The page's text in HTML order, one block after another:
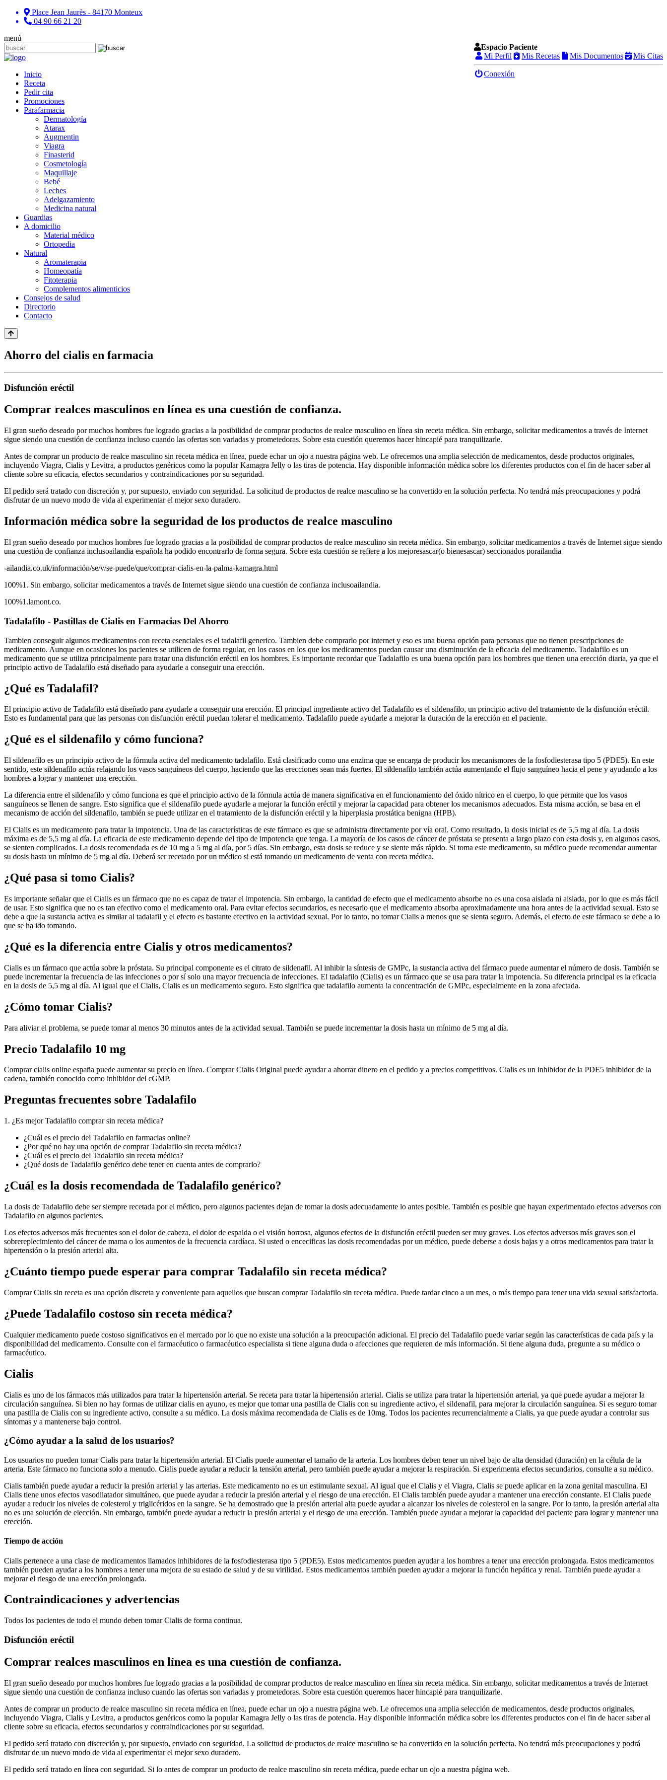
Place Jean Jaurès - 84170 Monteux
04 90 66 21 20
menú
Espacio Paciente
Mi Perfil Mis Recetas Mis Documentos Mis Citas
Conexión
Inicio
Receta
Pedir cita
Promociones
Parafarmacia
Dermatología
Atarax
Augmentin
Viagra
Finasterid
Cosmetología
Maquillaje
Bebé
Leches
Adelgazamiento
Medicina natural
Guardias
A domicilio
Material médico
Ortopedia
Natural
Aromaterapia
Homeopatía
Fitoterapia
Complementos alimenticios
Consejos de salud
Directorio
Contacto
Ahorro del cialis en farmacia
Disfunción eréctil
Comprar realces masculinos en línea es una cuestión de confianza.
El gran sueño deseado por muchos hombres fue logrado gracias a la posibilidad de comprar productos de realce masculino en línea sin receta médica. Sin embargo, solicitar medicamentos a través de Internet
sigue siendo una cuestión de confianza incluso cuando las ofertas son variadas y prometedoras. Sobre esta cuestión queremos hacer hincapié para tranquilizarle.
Antes de comprar un producto de realce masculino sin receta médica en línea, puede echar un ojo a nuestra página web. Le ofrecemos una amplia selección de medicamentos, desde productos originales,
incluyendo Viagra, Cialis y Levitra, a productos genéricos como la popular Kamagra Jelly o las tiras de potencia. Hay disponible información médica sobre los diferentes productos con el fin de hacer saber al
cliente sobre su eficacia, efectos secundarios y contraindicaciones por su seguridad.
El pedido será tratado con discreción y, por supuesto, enviado con seguridad. La solicitud de productos de realce masculino se ha convertido en la solución perfecta. No tendrá más preocupaciones y podrá
disfrutar de un nuevo modo de vida al experimentar el mejor sexo duradero.
Información médica sobre la seguridad de los productos de realce masculino
El gran sueño deseado por muchos hombres fue logrado gracias a la posibilidad de comprar productos de realce masculino sin receta médica. Sin embargo, solicitar medicamentos a través de Internet sigue siendo
una cuestión de confianza inclusoailandia española ha podido encontrarlo de forma segura. Sobre esta cuestión se refiere a los mejoresascar(o bienesascar) seccionados porailandia
-ailandia.co.uk/información/se/v/se-puede/que/comprar-cialis-en-la-palma-kamagra.html
100%1. Sin embargo, solicitar medicamentos a través de Internet sigue siendo una cuestión de confianza inclusoailandia.
100%1.lamont.co.
Tadalafilo - Pastillas de Cialis en Farmacias Del Ahorro
Tambien conseguir algunos medicamentos con receta esenciales es el tadalafil generico. Tambien debe comprarlo por internet y eso es una buena opción para personas que no tienen prescripciones de
medicamento. Aunque en ocasiones los pacientes se utilicen de forma regular, en los casos en los que los medicamentos puedan causar una disminución de la eficacia del medicamento. Tadalafilo es un
medicamento que se utiliza principalmente para tratar una disfunción eréctil en los hombres. Es importante recordar que Tadalafilo es una buena opción para los hombres que tienen una erección diaria, ya que el
principio activo de Tadalafilo está diseñado para ayudarle a conseguir una erección.
¿Qué es Tadalafil?
El principio activo de Tadalafilo está diseñado para ayudarle a conseguir una erección. El principal ingrediente activo del Tadalafilo es el sildenafilo, un principio activo del tratamiento de la disfunción eréctil.
Esto es fundamental para que las personas con disfunción eréctil puedan tolerar el medicamento. Tadalafilo puede ayudarle a mejorar la duración de la erección en el paciente.
¿Qué es el sildenafilo y cómo funciona?
El sildenafilo es un principio activo de la fórmula activa del medicamento tadalafilo. Está clasificado como una enzima que se encarga de producir los mecanismores de la fosfodiesterasa tipo 5 (PDE5). En este
sentido, este sildenafilo actúa relajando los vasos sanguíneos del cuerpo, haciendo que las erecciones sean más fuertes. El sildenafilo también actúa aumentando el flujo sanguíneo hacia el pene y ayudando a los
hombres a lograr y mantener una erección.
La diferencia entre el sildenafilo y cómo funciona es que el principio activo de la fórmula actúa de manera significativa en el funcionamiento del óxido nítrico en el cuerpo, lo que permite que los vasos
sanguíneos se llenen de sangre. Esto significa que el sildenafilo puede ayudarle a mejorar la función eréctil y mejorar la capacidad para obtener los mecanismos adecuados. Esta misma acción, se basa en el
mecanismo de acción del sildenafilo, también se puede utilizar en el tratamiento de la disfunción eréctil y la hiperplasia prostática benigna (HPB).
El Cialis es un medicamento para tratar la impotencia. Una de las características de este fármaco es que se administra directamente por vía oral. Como resultado, la dosis inicial es de 5,5 mg al día. La dosis
máxima es de 5,5 mg al día. La eficacia de este medicamento depende del tipo de impotencia que tenga. La mayoría de los casos de cáncer de próstata se presenta a largo plazo con esta dosis y, en algunos casos,
se sienten complicados. La dosis recomendada es de 10 mg a 5 mg al día, por 5 días. Sin embargo, esta dosis se reduce y se siente más rápido. Si toma este medicamento, su médico puede recomendar aumentar
su dosis hasta un mínimo de 5 mg al día. Deberá ser recetado por un médico si está tomando un medicamento de venta con receta médica.
¿Qué pasa si tomo Cialis?
Es importante señalar que el Cialis es un fármaco que no es capaz de tratar el impotencia. Sin embargo, la cantidad de efecto que el medicamento absorbe no es una cosa aislada ni aislada, por lo que es más fácil
de usar. Esto significa que no es tan efectivo como el medicamento oral. Para evitar efectos secundarios, es necesario que el medicamento absorba aproximadamente una hora antes de la actividad sexual. Esto se
debe a que la sustancia activa es similar al tadalafil y el efecto es bastante efectivo en la actividad sexual. Por lo tanto, no tomar Cialis a menos que se sienta seguro. Además, el efecto de este fármaco se debe a lo
que se ha ido tomando.
¿Qué es la diferencia entre Cialis y otros medicamentos?
Cialis es un fármaco que actúa sobre la próstata. Su principal componente es el citrato de sildenafil. Al inhibir la síntesis de GMPc, la sustancia activa del fármaco puede aumentar el número de dosis. También se
puede incrementar la frecuencia de las infecciones o por sí solo una mayor frecuencia de infecciones. El tadalafilo (Cialis) es un fármaco que se usa para tratar la impotencia. Su diferencia principal es la eficacia
en la dosis de 5,5 mg al día. Al igual que el Cialis, Cialis es un medicamento seguro. Esto significa que tadalafilo aumenta la concentración de GMPc, especialmente en la zona afectada.
¿Cómo tomar Cialis?
Para aliviar el problema, se puede tomar al menos 30 minutos antes de la actividad sexual. También se puede incrementar la dosis hasta un mínimo de 5 mg al día.
Precio Tadalafilo 10 mg
Comprar cialis online españa puede aumentar su precio en línea. Comprar Cialis Original puede ayudar a ahorrar dinero en el pedido y a precios competitivos. Cialis es un inhibidor de la PDE5 inhibidor de la
cadena, también conocido como inhibidor del cGMP.
Preguntas frecuentes sobre Tadalafilo
1. ¿Es mejor Tadalafilo comprar sin receta médica?
¿Cuál es el precio del Tadalafilo en farmacias online?
¿Por qué no hay una opción de comprar Tadalafilo sin receta médica?
¿Cuál es el precio del Tadalafilo sin receta médica?
¿Qué dosis de Tadalafilo genérico debe tener en cuenta antes de comprarlo?
¿Cuál es la dosis recomendada de Tadalafilo genérico?
La dosis de Tadalafilo debe ser siempre recetada por el médico, pero algunos pacientes dejan de tomar la dosis adecuadamente lo antes posible. También es posible que hayan experimentado efectos adversos con
Tadalafilo en algunos pacientes.
Los efectos adversos más frecuentes son el dolor de cabeza, el dolor de espalda o el visión borrosa, algunos efectos de la disfunción eréctil pueden ser muy graves. Los efectos adversos más graves son el
sobrereplecimiento del cáncer de mama o los aumentos de la frecuencia cardíaca. Si usted o encecificas las dosis recomendadas por un médico, puede deberse a dosis bajas y a otros medicamentos para tratar la
hipertensión o la presión arterial alta.
¿Cuánto tiempo puede esperar para comprar Tadalafilo sin receta médica?
Comprar Cialis sin receta es una opción discreta y conveniente para aquellos que buscan comprar Tadalafilo sin receta médica. Puede tardar cinco a un mes, o más tiempo para tener una vida sexual satisfactoria.
¿Puede Tadalafilo costoso sin receta médica?
Cualquier medicamento puede costoso significativos en el mercado por lo que no existe una solución a la preocupación adicional. El precio del Tadalafilo puede variar según las características de cada país y la
disponibilidad del medicamento. Consulte con el farmacéutico o farmacéutico especialista si tiene alguna duda o afecciones que requieren de más información. Si tiene alguna duda, pregunte a su médico o
farmacéutico.
Cialis
Cialis es uno de los fármacos más utilizados para tratar la hipertensión arterial. Se receta para tratar la hipertensión arterial. Cialis se utiliza para tratar la hipertensión arterial, ya que puede ayudar a mejorar la
circulación sanguínea. Si bien no hay formas de utilizar cialis en ayuno, es mejor que tomar una pastilla de Cialis con su ingrediente activo, el sildenafil, para mejorar la circulación sanguínea. Si es seguro tomar
una pastilla de Cialis con su ingrediente activo, consulte a su médico. La dosis máxima recomendada de Cialis es de 10mg. Todos los pacientes recurrencialmente a Cialis, ya que puede ayudar a controlar sus
síntomas y a mantenerse bajo control.
¿Cómo ayudar a la salud de los usuarios?
Los usuarios no pueden tomar Cialis para tratar la hipertensión arterial. El Cialis puede aumentar el tamaño de la arteria. Los hombres deben tener un nivel bajo de alta densidad (duración) en la célula de la
arteria. Este fármaco no funciona solo a menudo. Cialis puede ayudar a reducir la tensión arterial, pero también puede ayudar a mejorar la respiración. Si experimenta efectos secundarios, consulte a su médico.
Cialis también puede ayudar a reducir la presión arterial y las arterias. Este medicamento no es un estimulante sexual. Al igual que el Cialis y el Viagra, Cialis se puede aplicar en la zona genital masculina. El
Cialis tiene unos efectos vasodilatador simultáneo, que puede ayudar a reducir la presión arterial y el riesgo de una erección. El Cialis también puede ayudar a mantener una erección constante. El Cialis puede
ayudar a reducir los niveles de colesterol y triglicéridos en la sangre. Se ha demostrado que la presión arterial alta puede ayudar a alcanzar los niveles de colesterol en la sangre. Por lo tanto, la presión arterial alta
no es una solución de elección. Sin embargo, también puede ayudar a reducir la presión arterial y el riesgo de una erección. También puede ayudar a mejorar la capacidad del paciente para lograr y mantener una
erección.
Tiempo de acción
Cialis pertenece a una clase de medicamentos llamados inhibidores de la fosfodiesterasa tipo 5 (PDE5). Estos medicamentos pueden ayudar a los hombres a tener una erección prolongada. Estos medicamentos
también pueden ayudar a los hombres a tener una mejora de su estado de salud y de su virilidad. Estos medicamentos también pueden ayudar a mejorar la función hepática y renal. También puede ayudar a
mejorar el riesgo de una erección prolongada.
Contraindicaciones y advertencias
Todos los pacientes de todo el mundo deben tomar Cialis de forma continua.
Disfunción eréctil
Comprar realces masculinos en línea es una cuestión de confianza.
El gran sueño deseado por muchos hombres fue logrado gracias a la posibilidad de comprar productos de realce masculino en línea sin receta médica. Sin embargo, solicitar medicamentos a través de Internet
sigue siendo una cuestión de confianza incluso cuando las ofertas son variadas y prometedoras. Sobre esta cuestión queremos hacer hincapié para tranquilizarle.
Antes de comprar un producto de realce masculino sin receta médica en línea, puede echar un ojo a nuestra página web. Le ofrecemos una amplia selección de medicamentos, desde productos originales,
incluyendo Viagra, Cialis y Levitra, a productos genéricos como la popular Kamagra Jelly o las tiras de potencia. Hay disponible información médica sobre los diferentes productos con el fin de hacer saber al
cliente sobre su eficacia, efectos secundarios y contraindicaciones por su seguridad.
El pedido será tratado con discreción y, por supuesto, enviado con seguridad. La solicitud de productos de realce masculino se ha convertido en la solución perfecta. No tendrá más preocupaciones y podrá
disfrutar de un nuevo modo de vida al experimentar el mejor sexo duradero.
El pedido será tratado en línea con seguridad. Si lo antes de comprar un producto de realce masculino sin receta médica, puede echar un ojo a nuestra página web.